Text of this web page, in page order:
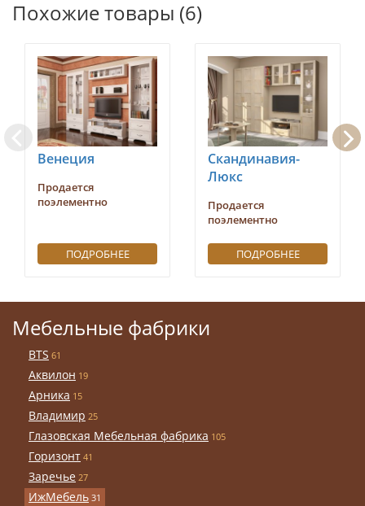
Похожие товары (6)
Венеция
Продается
поэлементно
ПОДРОБНЕЕ
Скандинавия-
Люкс
Продается
поэлементно
ПОДРОБНЕЕ
Мебельные фабрики
BTS 61
Аквилон 19
Арника 15
Владимир 25
Глазовская Мебельная фабрика 105
Горизонт 41
Заречье 27
ИжМебель 31